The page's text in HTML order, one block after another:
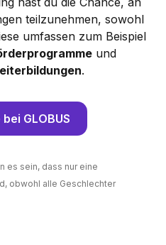
teilzunehmen, sowohl
umfassen zum Beispiel
und
.
GLOBUS
es sein, dass nur eine
obwohl alle Geschlechter